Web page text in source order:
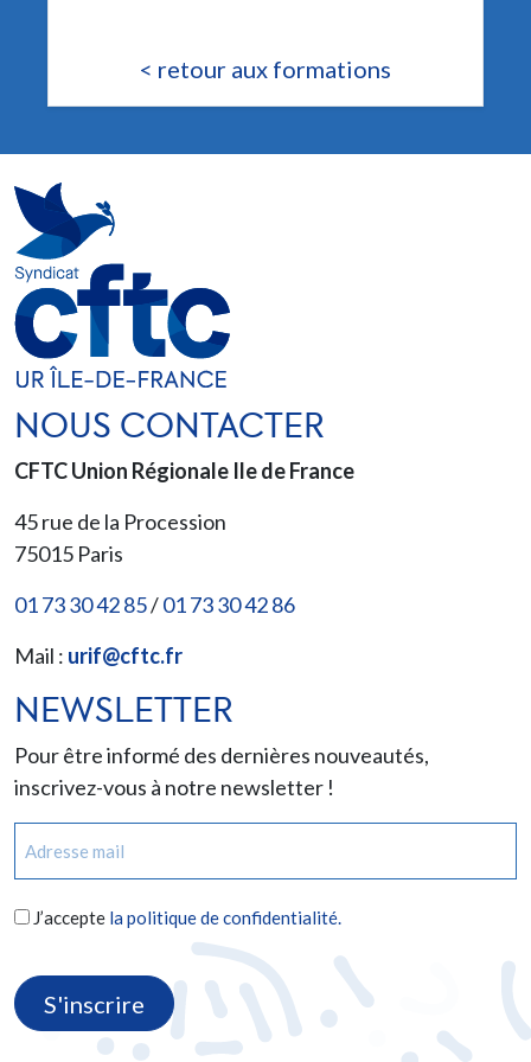
< retour aux formations
NOUS CONTACTER
CFTC Union Régionale Ile de France
45 rue de la Procession
75015 Paris
01 73 30 42 85/01 73 30 42 86
Mail : urif@cftc.fr
NEWSLETTER
Pour être informé des dernières nouveautés,
inscrivez-vous à notre newsletter !
mail
RGPD
J’accepte la politique de confidentialité.